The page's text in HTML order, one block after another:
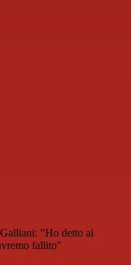
"Ho detto ai
fallito"